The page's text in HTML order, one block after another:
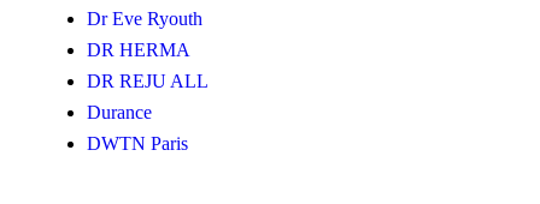
Dr Eve Ryouth
DR HERMA
DR REJU ALL
Durance
DWTN Paris